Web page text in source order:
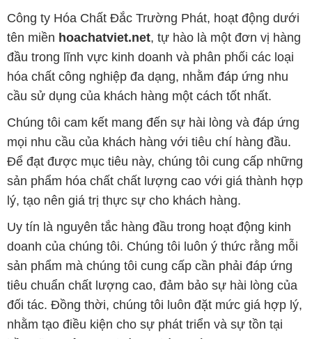
Công ty Hóa Chất Đắc Trường Phát, hoạt động dưới
tên miền hoachatviet.net, tự hào là một đơn vị hàng
đầu trong lĩnh vực kinh doanh và phân phối các loại
hóa chất công nghiệp đa dạng, nhằm đáp ứng nhu
cầu sử dụng của khách hàng một cách tốt nhất.
Chúng tôi cam kết mang đến sự hài lòng và đáp ứng
mọi nhu cầu của khách hàng với tiêu chí hàng đầu.
Để đạt được mục tiêu này, chúng tôi cung cấp những
sản phẩm hóa chất chất lượng cao với giá thành hợp
lý, tạo nên giá trị thực sự cho khách hàng.
Uy tín là nguyên tắc hàng đầu trong hoạt động kinh
doanh của chúng tôi. Chúng tôi luôn ý thức rằng mỗi
sản phẩm mà chúng tôi cung cấp cần phải đáp ứng
tiêu chuẩn chất lượng cao, đảm bảo sự hài lòng của
đối tác. Đồng thời, chúng tôi luôn đặt mức giá hợp lý,
nhằm tạo điều kiện cho sự phát triển và sự tồn tại